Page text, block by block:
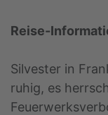
Reise-
Silvester in
ruhig, es